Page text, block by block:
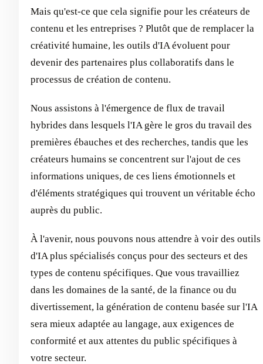
Mais qu'est-ce que cela signifie pour les créateurs de
contenu et les entreprises ? Plutôt que de remplacer la
créativité humaine, les outils d'IA évoluent pour
devenir des partenaires plus collaboratifs dans le
processus de création de contenu.
Nous assistons à l'émergence de flux de travail
hybrides dans lesquels l'IA gère le gros du travail des
premières ébauches et des recherches, tandis que les
créateurs humains se concentrent sur l'ajout de ces
informations uniques, de ces liens émotionnels et
d'éléments stratégiques qui trouvent un véritable écho
auprès du public.
À l'avenir, nous pouvons nous attendre à voir des outils
d'IA plus spécialisés conçus pour des secteurs et des
types de contenu spécifiques. Que vous travailliez
dans les domaines de la santé, de la finance ou du
divertissement, la génération de contenu basée sur l'IA
sera mieux adaptée au langage, aux exigences de
conformité et aux attentes du public spécifiques à
votre secteur.